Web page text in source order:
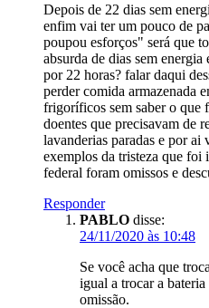
Depois de 22 dias sem
enfim vai ter um pouco de
poupou esforços" será que
absurda de dias sem
por 22 horas? falar daqui
perder comida armazenada
frigoríficos sem saber o que
doentes que precisavam de
lavanderias paradas e por ai
exemplos da tristeza que foi
federal foram omissos e
Responder
PABLO disse:
24/11/2020 às 10:48
Se você acha que
igual a trocar a
omissão.